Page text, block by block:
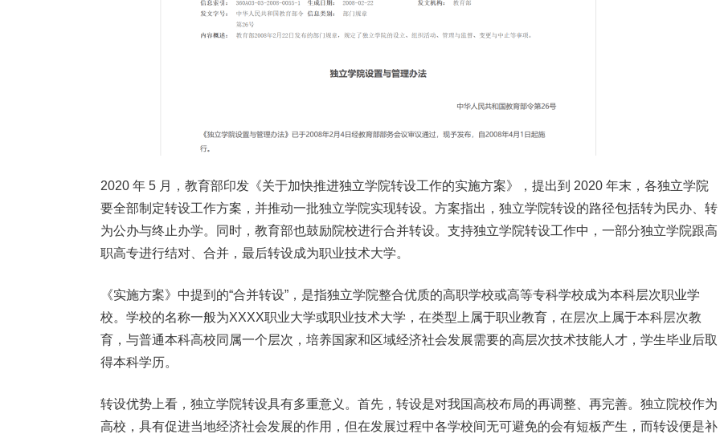
2020 年 5 月，教育部印发《关于加快推进独立学院转设工作的实施方案》，提出到 2020 年末，各独立学院
要全部制定转设工作方案，并推动一批独立学院实现转设。方案指出，独立学院转设的路径包括转为民办、转
为公办与终止办学。同时，教育部也鼓励院校进行合并转设。支持独立学院转设工作中，一部分独立学院跟高
职高专进行结对、合并，最后转设成为职业技术大学。
《实施方案》中提到的“合并转设”，是指独立学院整合优质的高职学校或高等专科学校成为本科层次职业学
校。学校的名称一般为XXXX职业大学或职业技术大学，在类型上属于职业教育，在层次上属于本科层次教
育，与普通本科高校同属一个层次，培养国家和区域经济社会发展需要的高层次技术技能人才，学生毕业后取
得本科学历。
转设优势上看，独立学院转设具有多重意义。首先，转设是对我国高校布局的再调整、再完善。独立院校作为
高校，具有促进当地经济社会发展的作用，但在发展过程中各学校间无可避免的会有短板产生，而转设便是补